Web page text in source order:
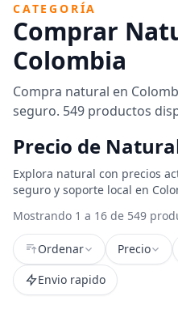
CATEGORÍA
Comprar
Colombia
Compra natural en
seguro. 549 productos
Precio de
Explora natural con precios
seguro y soporte local en
Mostrando 1 a 16 de 549
Ordenar Precio
Envio rapido